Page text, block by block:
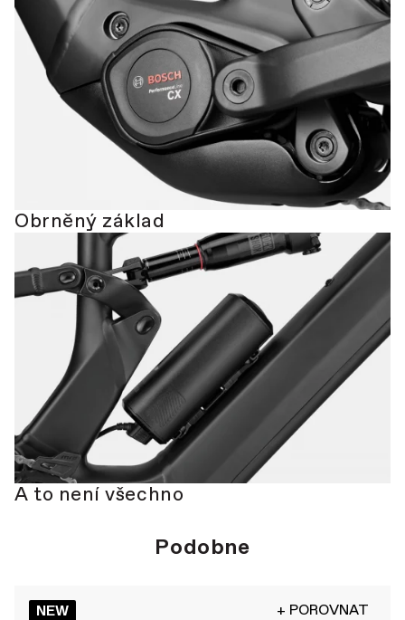
Obrněný základ
A to není všechno
Podobne
NEW + POROVNAT